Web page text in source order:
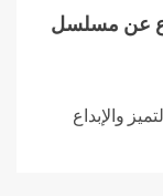
عن مسلسل
والإبداع